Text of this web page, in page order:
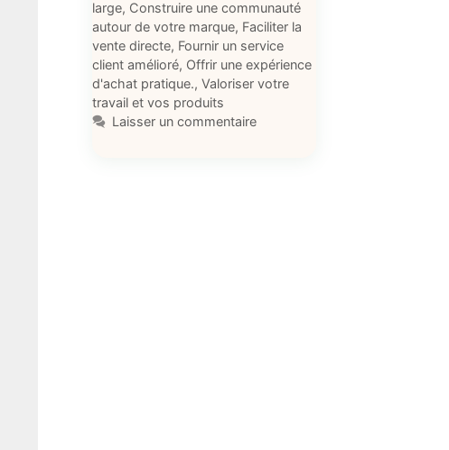
large, Construire une communauté
autour de votre marque, Faciliter la
vente directe, Fournir un service
client amélioré, Offrir une expérience
d'achat pratique., Valoriser votre
travail et vos produits
Laisser un commentaire